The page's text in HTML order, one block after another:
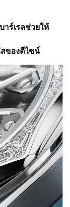
ร์เรลช่วยให้
ของดีไซน์